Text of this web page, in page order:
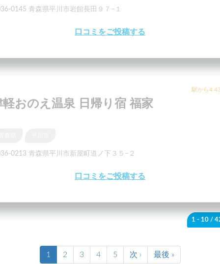
0145 青森県平川市岩館長田９７−１
口コミをご投稿する
駅から
軽おのえ温泉 日帰り宿 福家
0213 青森県平川市新屋町道ノ下３５−２
口コミをご投稿する
1 - 10 /
1 2 3 4 5 次 › 最後 »